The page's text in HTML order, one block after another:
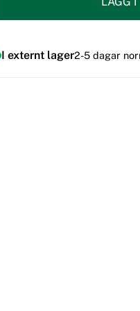
I externt lager2-5 dagar